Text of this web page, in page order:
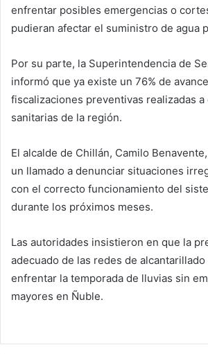
enfrentar posibles emergencias o
pudieran afectar el suministro de agua
Por su parte, la Superintendencia de
informó que ya existe un 76% de
fiscalizaciones preventivas realizadas a
sanitarias de la región.
El alcalde de Chillán, Camilo
un llamado a denunciar situaciones
con el correcto funcionamiento del
durante los próximos meses.
Las autoridades insistieron en que la
adecuado de las redes de
enfrentar la temporada de lluvias sin
mayores en Ñuble.